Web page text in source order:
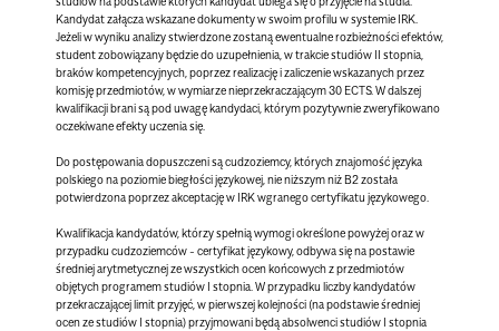
Kandydat załącza wskazane dokumenty w swoim profilu w systemie IRK.
Jeżeli w wyniku analizy stwierdzone zostaną ewentualne rozbieżności efektów,
student zobowiązany będzie do uzupełnienia, w trakcie studiów II stopnia,
braków kompetencyjnych, poprzez realizację i zaliczenie wskazanych przez
komisję przedmiotów, w wymiarze nieprzekraczającym 30 ECTS. W dalszej
kwalifikacji brani są pod uwagę kandydaci, którym pozytywnie zweryfikowano
oczekiwane efekty uczenia się.
Do postępowania dopuszczeni są cudzoziemcy, których znajomość języka
polskiego na poziomie biegłości językowej, nie niższym niż B2 została
potwierdzona poprzez akceptację w IRK wgranego certyfikatu językowego.
Kwalifikacja kandydatów, którzy spełnią wymogi określone powyżej oraz w
przypadku cudzoziemców - certyfikat językowy, odbywa się na postawie
średniej arytmetycznej ze wszystkich ocen końcowych z przedmiotów
objętych programem studiów I stopnia. W przypadku liczby kandydatów
przekraczającej limit przyjęć, w pierwszej kolejności (na podstawie średniej
ocen ze studiów I stopnia) przyjmowani będą absolwenci studiów I stopnia